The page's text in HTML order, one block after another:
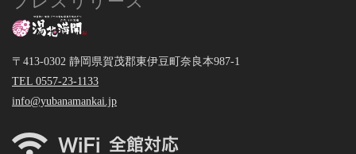
〒413-0302 静岡県賀茂郡東伊豆町奈良本987-1
TEL 0557-23-1133
info@yubanamankai.jp